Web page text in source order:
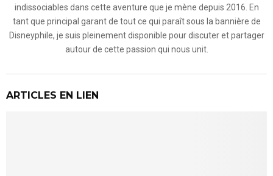
indissociables dans cette aventure que je mène depuis 2016. En
tant que principal garant de tout ce qui paraît sous la bannière de
Disneyphile, je suis pleinement disponible pour discuter et partager
autour de cette passion qui nous unit.
ARTICLES EN LIEN